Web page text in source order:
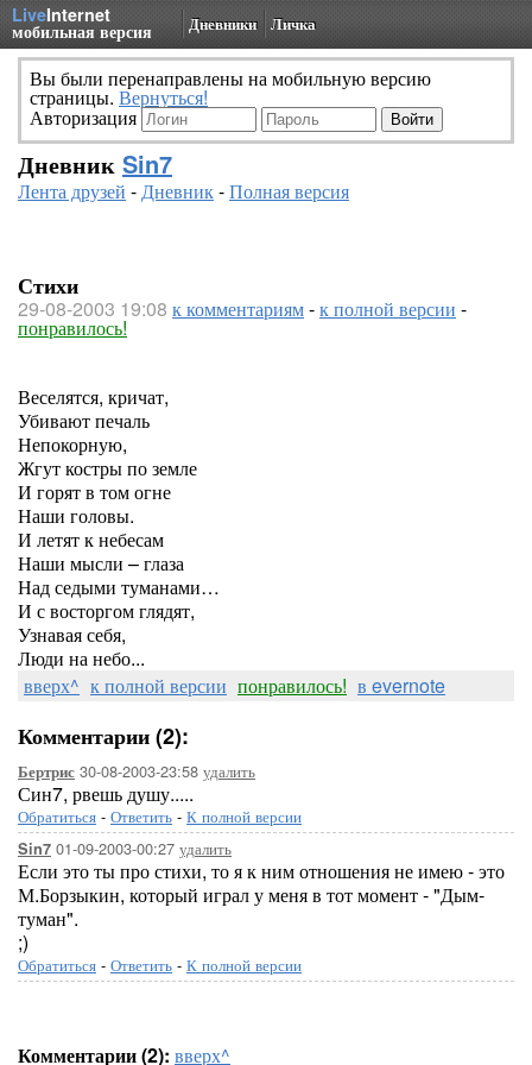
LiveInternet
мобильная версия Дневники Личка
Вы были перенаправлены на мобильную версию
страницы. Вернуться!
Авторизация
Дневник Sin7
Лента друзей -Дневник-Полная версия
Стихи
29-08-2003 19:08 к комментариям-к полной версии -
понравилось!
Веселятся, кричат,
Убивают печаль
Непокорную,
Жгут костры по земле
И горят в том огне
Наши головы.
И летят к небесам
Наши мысли – глаза
Над седыми туманами…
И с восторгом глядят,
Узнавая себя,
Люди на небо...
вверх^ к полной версии понравилось! в evernote
Комментарии (2):
Бертрис 30-08-2003-23:58 удалить
Син7, рвешь душу.....
Обратиться - Ответить - К полной версии
Sin7 01-09-2003-00:27 удалить
Если это ты про стихи, то я к ним отношения не имею - это
М.Борзыкин, который играл у меня в тот момент - "Дым-
туман".
;)
Обратиться - Ответить - К полной версии
Комментарии (2): вверх^